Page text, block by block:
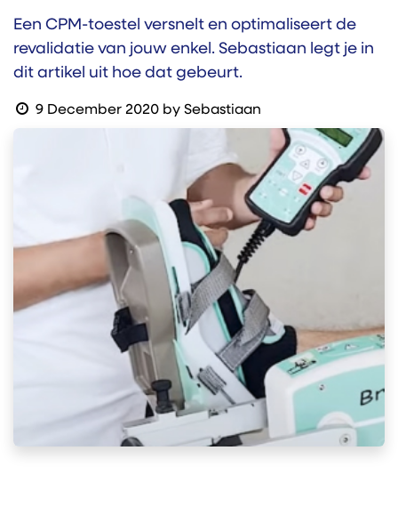
Een CPM-toestel versnelt en optimaliseert de
revalidatie van jouw enkel. Sebastiaan legt je in
dit artikel uit hoe dat gebeurt.
9 December 2020 by Sebastiaan